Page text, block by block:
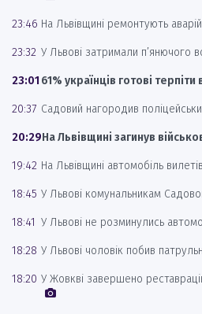
23:46 На Львівщині ремонтують
23:32 У Львові затримали п’янючого
23:01 61% українців готові терпіти
20:37 Садовий нагородив
20:29На Львівщині загинув
19:42 На Львівщині автомобіль
18:45 У Львові комунальникам
18:41 У Львові не розминулись
18:28 У Львові чоловік побив
18:20 У Жовкві завершено